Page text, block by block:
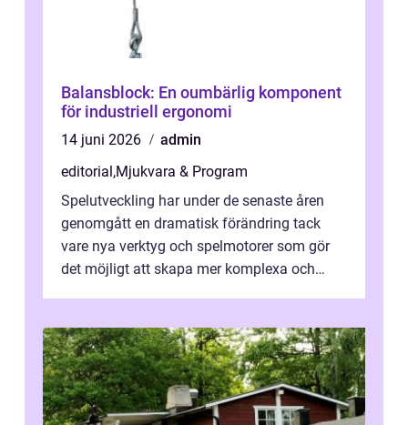
Balansblock: En oumbärlig komponent
för industriell ergonomi
14 juni 2026
admin
editorial ,Mjukvara & Program
Spelutveckling har under de senaste åren
genomgått en dramatisk förändring tack
vare nya verktyg och spelmotorer som gör
det möjligt att skapa mer komplexa och